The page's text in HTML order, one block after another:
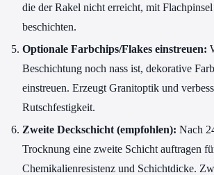
die der Rakel nicht erreicht, mit
beschichten.
Optionale Farbchips/Flakes einstreuen:
Beschichtung noch nass ist, dekorative
einstreuen. Erzeugt Granitoptik und
Rutschfestigkeit.
Zweite Deckschicht (empfohlen): Nach
Trocknung eine zweite Schicht auftragen
Chemikalienresistenz und Schichtdicke.